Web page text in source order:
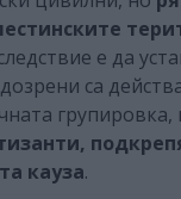
е да
са
групировка,
кауза.